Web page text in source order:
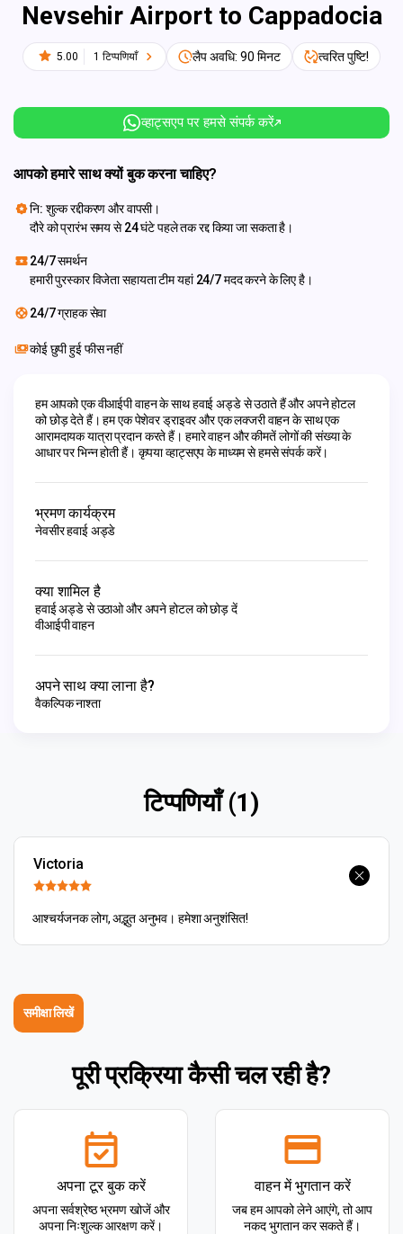
Nevsehir Airport to Cappadocia
5.00 1 टिप्पणियाँ लैप अवधि: 90 मिनट त्वरित पुष्टि!
व्हाट्सएप पर हमसे संपर्क करें
आपको हमारे साथ क्यों बुक करना चाहिए?
नि: शुल्क रद्दीकरण और वापसी।
दौरे को प्रारंभ समय से 24 घंटे पहले तक रद्द किया जा सकता है।
24/7 समर्थन
हमारी पुरस्कार विजेता सहायता टीम यहां 24/7 मदद करने के लिए है।
24/7 ग्राहक सेवा
कोई छुपी हुई फीस नहीं
हम आपको एक वीआईपी वाहन के साथ हवाई अड्डे से उठाते हैं और अपने होटल
को छोड़ देते हैं। हम एक पेशेवर ड्राइवर और एक लक्जरी वाहन के साथ एक
आरामदायक यात्रा प्रदान करते हैं। हमारे वाहन और कीमतें लोगों की संख्या के
आधार पर भिन्न होती हैं। कृपया व्हाट्सएप के माध्यम से हमसे संपर्क करें।
भ्रमण कार्यक्रम
नेवसीर हवाई अड्डे
क्या शामिल है
हवाई अड्डे से उठाओ और अपने होटल को छोड़ दें
वीआईपी वाहन
अपने साथ क्या लाना है?
वैकल्पिक नाश्ता
टिप्पणियाँ (1)
Victoria
आश्चर्यजनक लोग, अद्भुत अनुभव। हमेशा अनुशंसित!
समीक्षा लिखें
पूरी प्रक्रिया कैसी चल रही है?
अपना टूर बुक करें
अपना सर्वश्रेष्ठ भ्रमण खोजें और
अपना निःशुल्क आरक्षण करें।
वाहन में भुगतान करें
जब हम आपको लेने आएंगे, तो आप
नकद भुगतान कर सकते हैं।